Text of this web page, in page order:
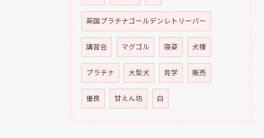
英国プラチナゴールデンレトリーバー
講習会 マグゴル 寝姿 犬種
プラチナ 大型犬 見学 販売
優良 甘えん坊 白